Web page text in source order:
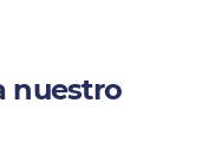
nuestro